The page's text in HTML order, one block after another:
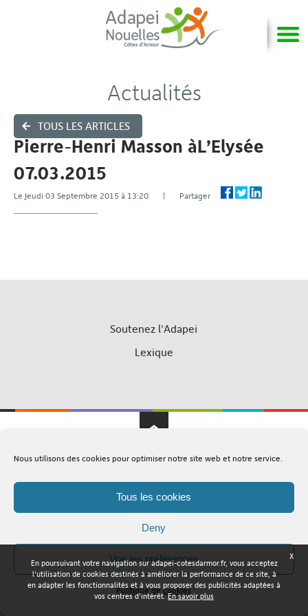
Nous utilisons des cookies pour optimiser notre site web et notre service.
Tous les cookies
Deny
Voir les préférences
Politique de cookies
TOUS LES ARTICLES
Actualités
Pierre-Henri Masson àL’Elysée
07.03.2015
Le Jeudi 03 Septembre 2015 à 13:20 | Partager
Soutenez l'Adapei
Lexique
Adapei Nouelles Côtes d'Armor © Tous droits réservés
Mentions légales Plan du site
X
En poursuivant votre navigation sur adapei-cotesdarmor.fr, vous acceptez
l'utilisation de cookies destinés à améliorer la performance de ce site, à
en adapter les fonctionnalités et à vous proposer des publicités adaptées à
vos centres d'intérêt.En savoir plus